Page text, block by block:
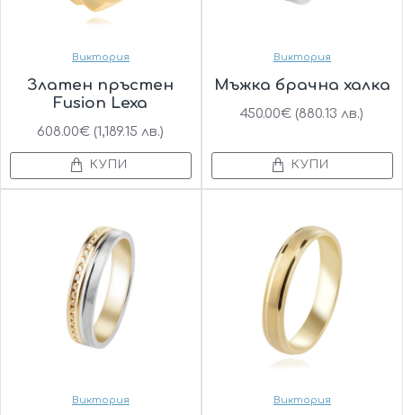
Виктория
Златен пръстен
Fusion Lexa
608.00€ (1,189.15 лв.)
КУПИ
Виктория
Мъжка брачна халка
450.00€ (880.13 лв.)
КУПИ
Виктория Виктория